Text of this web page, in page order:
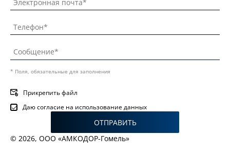
* Поля, обязательные для заполнения
Прикрепить файл
Даю согласие на использование данных
ОТПРАВИТЬ
© 2026, ООО «АМКОДОР-Гомель»